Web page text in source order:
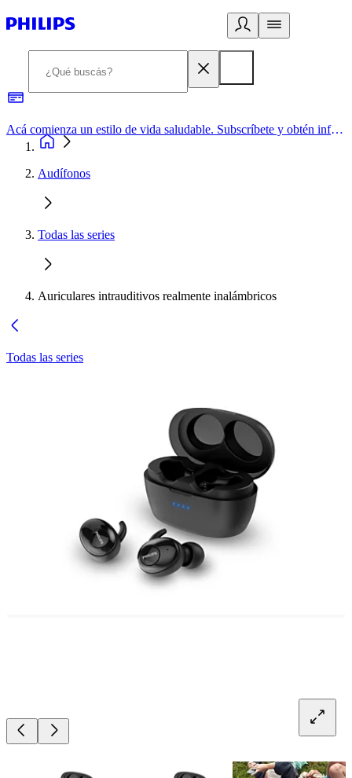
Acá comienza un estilo de vida saludable. Subscríbete y obtén información de primera mano
Audífonos
Todas las series
Auriculares intrauditivos realmente inalámbricos
Todas las series